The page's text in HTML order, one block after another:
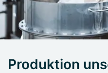
Produktion